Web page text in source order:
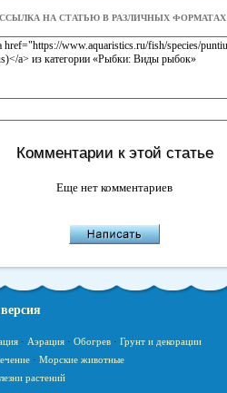
ССЫЛКА НА СТАТЬЮ В РАЗЛИЧНЫХ ФОРМАТАХ
Комментарии к этой статье
Еще нет комментариев
· Аэрация· Обогрев· Грунт и декорации
· Морские животные
растений